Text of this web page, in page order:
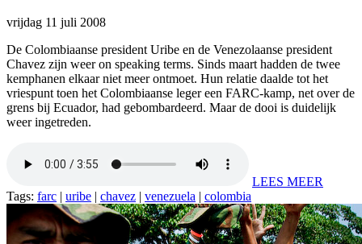
vrijdag 11 juli 2008
De Colombiaanse president Uribe en de Venezolaanse president
Chavez zijn weer on speaking terms. Sinds maart hadden de twee
kemphanen elkaar niet meer ontmoet. Hun relatie daalde tot het
vriespunt toen het Colombiaanse leger een FARC-kamp, net over de
grens bij Ecuador, had gebombardeerd. Maar de dooi is duidelijk
weer ingetreden.
LEES MEER
Tags: farc uribe chavez venezuela colombia